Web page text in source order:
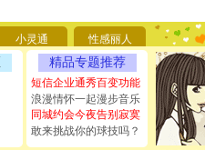
小灵通 性感丽人
精品专题推荐
短信企业通秀百变功能
浪漫情怀一起漫步音乐
同城约会今夜告别寂寞
敢来挑战你的球技吗？
要平安！
[圣诞节]
能正大光
天都要快
[圣诞节]
如意,快
[元旦]看
断电。爱
你是我专